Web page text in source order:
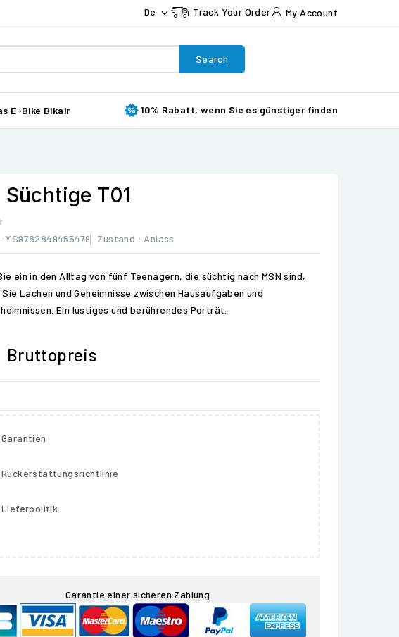
De  Track Your Order My Account
Search
E-Bike Bikair 10% Rabatt, wenn Sie es günstiger finden
Süchtige T01
: YS9782849465479 Zustand : Anlass
ein in den Alltag von fünf Teenagern, die süchtig nach MSN sind,
Lachen und Geheimnisse zwischen Hausaufgaben und
Ein lustiges und berührendes Porträt.
Bruttopreis
Garantien
Rückerstattungsrichtlinie
Lieferpolitik
Garantie einer sicheren Zahlung